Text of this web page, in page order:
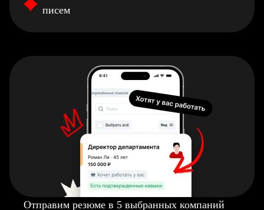
писем
Отправим резюме в 5 выбранных компаний